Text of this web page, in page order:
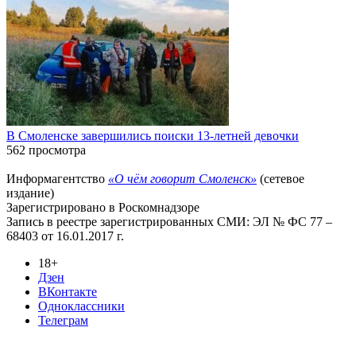
В Смоленске завершились поиски 13-летней девочки
562 просмотра
Информагентство «О чём говорит Смоленск» (сетевое
издание)
Зарегистрировано в Роскомнадзоре
Запись в реестре зарегистрированных СМИ: ЭЛ № ФС 77 –
68403 от 16.01.2017 г.
18+
Дзен
ВКонтакте
Одноклассники
Телеграм